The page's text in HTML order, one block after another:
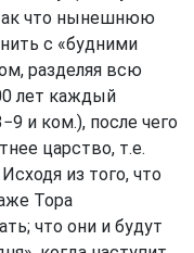
что нынешнюю
с «будними
разделяя всю
лет каждый
и ком.), после чего
царство, т.е.
из того, что
Тора
что они и будут